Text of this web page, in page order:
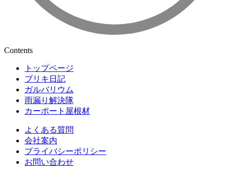
Contents
トップページ
ブリキ日記
ガルバリウム
雨漏り解決隊
カーポート屋根材
よくある質問
会社案内
プライバシーポリシー
お問い合わせ